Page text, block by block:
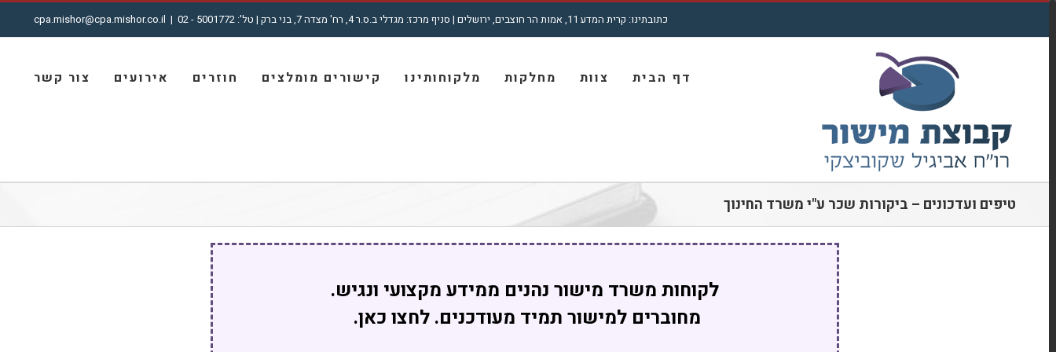
דלג
כתובתינו: קרית המדע 11, אמות הר חוצבים, ירושלים | סניף מרכז: מגדלי ב.ס.ר 4, רח' מצדה 7, בני ברק | טל': 5001772 - 02 |
cpa.mishor@cpa.mishor.co.il
חיפוש...
דף הבית צוות מחלקות מלקוחותינו קישורים מומלצים חוזרים אירועים צור קשר
טיפים ועדכונים – ביקורות שכר ע"י משרד החינוך
לקוחות משרד מישור נהנים ממידע מקצועי ונגיש.
מחוברים למישור תמיד מעודכנים. לחצו כאן.